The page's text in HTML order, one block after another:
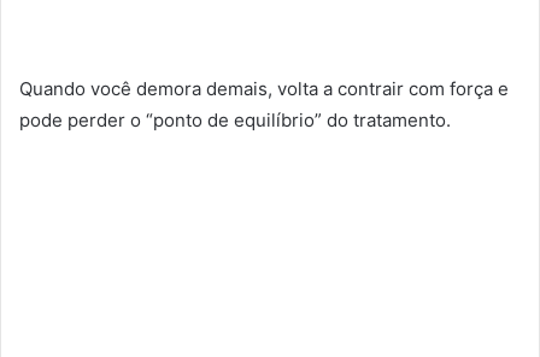
Quando você demora demais, volta a contrair com força e
pode perder o “ponto de equilíbrio” do tratamento.